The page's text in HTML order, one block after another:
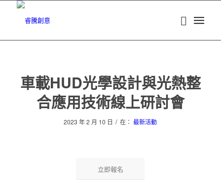
車載HUD光學設計與光熱整
合應用技術線上研討會
2023 年 2 月 10 日 / 在：最新活動
立即報名